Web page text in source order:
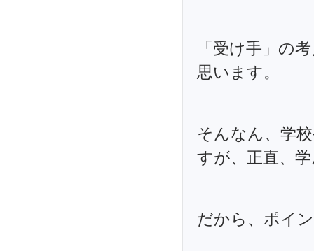
「受け手」の
思います。
そんなん、学
すが、正直、
だから、ポイ